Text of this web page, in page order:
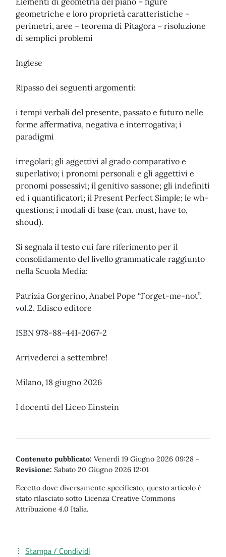
geometriche e loro proprietà caratteristiche –
perimetri, aree – teorema di Pitagora – risoluzione
di semplici problemi
Inglese
Ripasso dei seguenti argomenti:
i tempi verbali del presente, passato e futuro nelle
forme affermativa, negativa e interrogativa; i
paradigmi
irregolari; gli aggettivi al grado comparativo e
superlativo; i pronomi personali e gli aggettivi e
pronomi possessivi; il genitivo sassone; gli indefiniti
ed i quantificatori; il Present Perfect Simple; le wh-
questions; i modali di base (can, must, have to,
shoud).
Si segnala il testo cui fare riferimento per il
consolidamento del livello grammaticale raggiunto
nella Scuola Media:
Patrizia Gorgerino, Anabel Pope “Forget-me-not”,
vol.2, Edisco editore
ISBN 978-88-441-2067-2
Arrivederci a settembre!
Milano, 18 giugno 2026
I docenti del Liceo Einstein
Contenuto pubblicato: Venerdì 19 Giugno 2026 09:28 -
Revisione: Sabato 20 Giugno 2026 12:01
Eccetto dove diversamente specificato, questo articolo è
stato rilasciato sotto Licenza Creative Commons
Attribuzione 4.0 Italia.
Stampa / Condividi